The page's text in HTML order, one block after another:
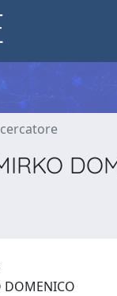
DOMENICO